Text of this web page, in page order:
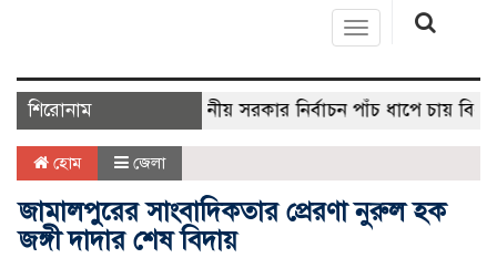
Toggle
navigation
শিরোনাম স্থানীয় সরকার নির্বাচন পাঁচ ধাপে চায় বিএনপি
হোম জেলা
জামালপুরের সাংবাদিকতার প্রেরণা নুরুল হক
জঙ্গী দাদার শেষ বিদায়